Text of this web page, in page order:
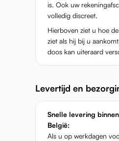
is. Ook uw
volledig discreet.
Hierboven ziet u hoe
ziet als hij bij u
doos kan uiteraard
Levertijd en
Snelle levering
België:
Als u op werkdagen